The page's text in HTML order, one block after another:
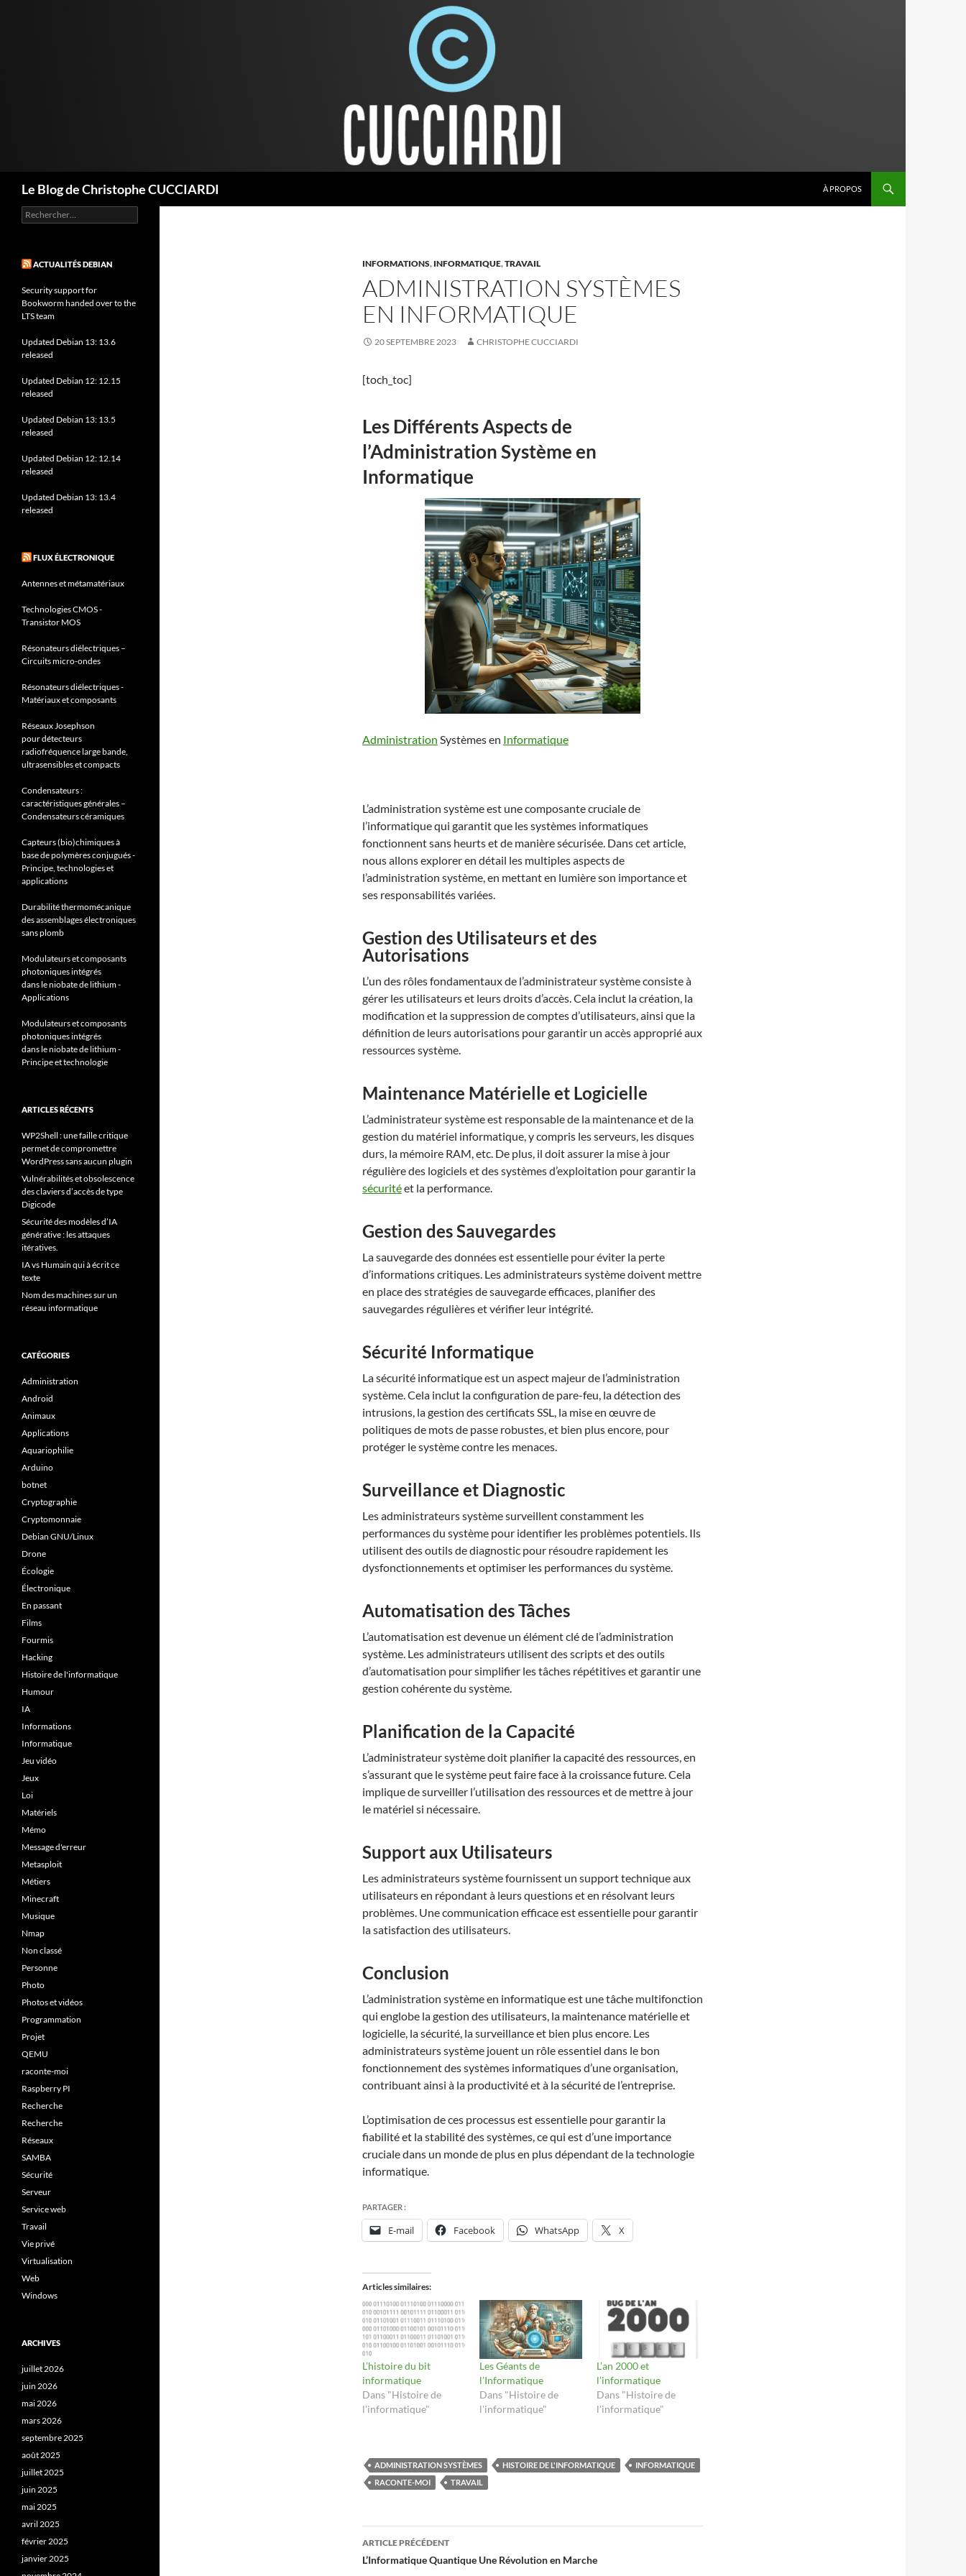
Le Blog de Christophe CUCCIARDI À PROPOS
INFORMATIONS, INFORMATIQUE,TRAVAIL
ADMINISTRATION SYSTÈMES
EN INFORMATIQUE
20 SEPTEMBRE 2023 CHRISTOPHE CUCCIARDI
[toch_toc]
Les Différents Aspects de
l’Administration Système en
Informatique
Administration Systèmes en Informatique
L’administration système est une composante cruciale de
l’informatique qui garantit que les systèmes informatiques
fonctionnent sans heurts et de manière sécurisée. Dans cet article,
nous allons explorer en détail les multiples aspects de
l’administration système, en mettant en lumière son importance et
ses responsabilités variées.
Gestion des Utilisateurs et des
Autorisations
L’un des rôles fondamentaux de l’administrateur système consiste à
gérer les utilisateurs et leurs droits d’accès. Cela inclut la création, la
modification et la suppression de comptes d’utilisateurs, ainsi que la
définition de leurs autorisations pour garantir un accès approprié aux
ressources système.
Maintenance Matérielle et Logicielle
L’administrateur système est responsable de la maintenance et de la
gestion du matériel informatique, y compris les serveurs, les disques
durs, la mémoire RAM, etc. De plus, il doit assurer la mise à jour
régulière des logiciels et des systèmes d’exploitation pour garantir la
sécuritéet la performance.
Gestion des Sauvegardes
La sauvegarde des données est essentielle pour éviter la perte
d’informations critiques. Les administrateurs système doivent mettre
en place des stratégies de sauvegarde efficaces, planifier des
sauvegardes régulières et vérifier leur intégrité.
Sécurité Informatique
La sécurité informatique est un aspect majeur de l’administration
système. Cela inclut la configuration de pare-feu, la détection des
intrusions, la gestion des certificats SSL, la mise en œuvre de
politiques de mots de passe robustes, et bien plus encore, pour
protéger le système contre les menaces.
Surveillance et Diagnostic
Les administrateurs système surveillent constamment les
performances du système pour identifier les problèmes potentiels. Ils
utilisent des outils de diagnostic pour résoudre rapidement les
dysfonctionnements et optimiser les performances du système.
Automatisation des Tâches
L’automatisation est devenue un élément clé de l’administration
système. Les administrateurs utilisent des scripts et des outils
d’automatisation pour simplifier les tâches répétitives et garantir une
gestion cohérente du système.
Planification de la Capacité
L’administrateur système doit planifier la capacité des ressources, en
s’assurant que le système peut faire face à la croissance future. Cela
implique de surveiller l’utilisation des ressources et de mettre à jour
le matériel si nécessaire.
Support aux Utilisateurs
Les administrateurs système fournissent un support technique aux
utilisateurs en répondant à leurs questions et en résolvant leurs
problèmes. Une communication efficace est essentielle pour garantir
la satisfaction des utilisateurs.
Conclusion
L’administration système en informatique est une tâche multifonction
qui englobe la gestion des utilisateurs, la maintenance matérielle et
logicielle, la sécurité, la surveillance et bien plus encore. Les
administrateurs système jouent un rôle essentiel dans le bon
fonctionnement des systèmes informatiques d’une organisation,
contribuant ainsi à la productivité et à la sécurité de l’entreprise.
L’optimisation de ces processus est essentielle pour garantir la
fiabilité et la stabilité des systèmes, ce qui est d’une importance
cruciale dans un monde de plus en plus dépendant de la technologie
informatique.
PARTAGER :
E-mail Facebook WhatsApp X
Articles similaires
L’histoire du bit
informatique
Dans "Histoire de
l'informatique"
Les Géants de
l’Informatique
Dans "Histoire de
l'informatique"
L’an 2000 et
l’informatique
Dans "Histoire de
l'informatique"
ADMINISTRATION SYSTÈMES HISTOIRE DE L'INFORMATIQUE
INFORMATIQUE
RACONTE-MOI
TRAVAIL
Navigation
des
ARTICLE PRÉCÉDENT
L’Informatique Quantique Une Révolution en Marche
Rechercher :
ACTUALITÉS DEBIAN
Security support for
Bookworm handed over to the
LTS team
Updated Debian 13: 13.6
released
Updated Debian 12: 12.15
released
Updated Debian 13: 13.5
released
Updated Debian 12: 12.14
released
Updated Debian 13: 13.4
released
FLUX ÉLECTRONIQUE
Antennes et métamatériaux
Technologies CMOS -
Transistor MOS
Résonateurs diélectriques –
Circuits micro-ondes
Résonateurs diélectriques -
Matériaux et composants
Réseaux Josephson
pour détecteurs
radiofréquence large bande,
ultrasensibles et compacts
Condensateurs :
caractéristiques générales –
Condensateurs céramiques
Capteurs (bio)chimiques à
base de polymères conjugués -
Principe, technologies et
applications
Durabilité thermomécanique
des assemblages électroniques
sans plomb
Modulateurs et composants
photoniques intégrés
dans le niobate de lithium -
Applications
Modulateurs et composants
photoniques intégrés
dans le niobate de lithium -
Principe et technologie
ARTICLES RÉCENTS
WP2Shell : une faille critique
permet de compromettre
WordPress sans aucun plugin
Vulnérabilités et obsolescence
des claviers d’accès de type
Digicode
Sécurité des modèles d’IA
générative : les attaques
itératives.
IA vs Humain qui à écrit ce
texte
Nom des machines sur un
réseau informatique
CATÉGORIES
Administration
Android
Animaux
Applications
Aquariophilie
Arduino
botnet
Cryptographie
Cryptomonnaie
Debian GNU/Linux
Drone
Écologie
Électronique
En passant
Films
Fourmis
Hacking
Histoire de l'informatique
Humour
IA
Informations
Informatique
Jeu vidéo
Jeux
Loi
Matériels
Mémo
Message d'erreur
Metasploit
Métiers
Minecraft
Musique
Nmap
Non classé
Personne
Photo
Photos et vidéos
Programmation
Projet
QEMU
raconte-moi
Raspberry PI
Recherche
Recherche
Réseaux
SAMBA
Sécurité
Serveur
Service web
Travail
Vie privé
Virtualisation
Web
Windows
ARCHIVES
juillet 2026
juin 2026
mai 2026
mars 2026
septembre 2025
août 2025
juillet 2025
juin 2025
mai 2025
avril 2025
février 2025
janvier 2025